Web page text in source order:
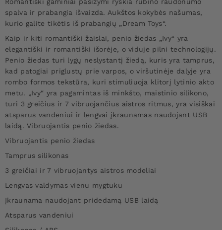
spalva ir prabangia išvaizda. Aukštos kokybės našumas,
kurio galite tikėtis iš prabangių „Dream Toys“.
Kaip ir kiti romantiški žaislai, penio žiedas „Ivy“ yra
elegantiški ir romantiški išorėje, o viduje pilni technologijų.
Penio žiedas turi lygų neslystantį žiedą, kuris yra tamprus,
kad patogiai priglustų prie varpos, o viršutinėje dalyje yra
rombo formos tekstūra, kuri stimuliuoja klitorį lytinio akto
metu. „Ivy“ yra pagamintas iš minkšto, maistinio silikono,
turi 3 greičius ir 7 vibruojančius aistros ritmus, yra visiškai
atsparus vandeniui ir lengvai įkraunamas naudojant USB
laidą. Vibruojantis penio žiedas.
Vibruojantis penio žiedas
Tamprus silikonas
3 greičiai ir 7 vibruojantys aistros modeliai
Lengvas valdymas vienu mygtuku
Įkraunama naudojant pridedamą USB laidą
Atsparus vandeniui